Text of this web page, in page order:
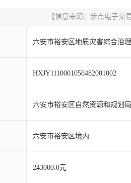
【信息来源： 新点电子交
六安市裕安区地质灾害综合治
HXJY1110001056482001002
六安市裕安区自然资源和规划局
六安市裕安区境内
243000.0元